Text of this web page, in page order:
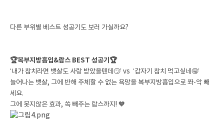
다른 부위별 베스트 성공기도 보러 가실까요?
🏆복부지방흡입&람스 BEST 성공기🏆
‘내가 참치라면 뱃살도 사랑 받았을텐데🙄’ vs ‘갑자기 참치 먹고싶네🤤’
늘어나는 뱃살, 그에 반해 주체할 수 없는 욕망을 복부지방흡입으로 쫘-악 빼
세요.
그에 못지않은 효과, 쏙 빼주는 람스까지! 🧡